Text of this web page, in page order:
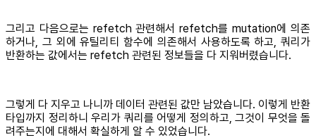
그리고 다음으로는 refetch 관련해서 refetch를 mutation에 의존
하거나, 그 외에 유틸리티 함수에 의존해서 사용하도록 하고, 쿼리가
반환하는 값에서는 refetch 관련된 정보들을 다 지워버렸습니다.
그렇게 다 지우고 나니까 데이터 관련된 값만 남았습니다. 이렇게 반환
타입까지 정리하니 우리가 쿼리를 어떻게 정의하고, 그것이 무엇을 돌
려주는지에 대해서 확실하게 알 수 있었습니다.